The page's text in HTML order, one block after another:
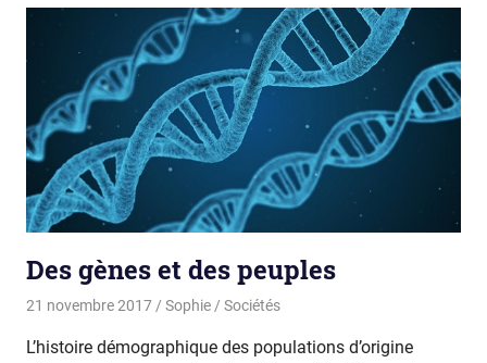
Des gènes et des peuples
21 novembre 2017 Sophie Sociétés
L’histoire démographique des populations d’origine